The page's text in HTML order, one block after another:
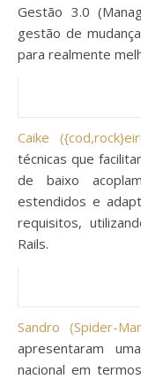
Gestão 3.0
gestão de
para realmente
Caike
técnicas que
de baixo
estendidos e
requisitos,
Rails.
Sandro (Spider-
apresentaram
nacional em